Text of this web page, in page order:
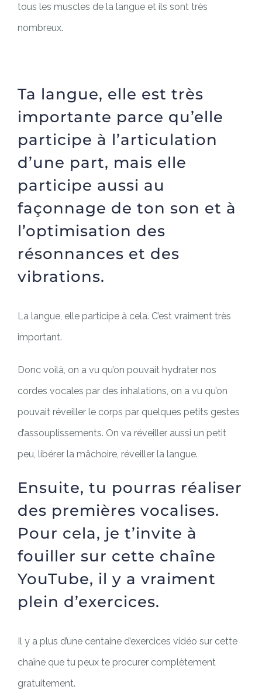
tous les muscles de la langue et ils sont très
nombreux.
Ta langue, elle est très
importante parce qu’elle
participe à l’articulation
d’une part, mais elle
participe aussi au
façonnage de ton son et à
l’optimisation des
résonnances et des
vibrations.
La langue, elle participe à cela. C’est vraiment très
important.
Donc voilà, on a vu qu’on pouvait hydrater nos
cordes vocales par des inhalations, on a vu qu’on
pouvait réveiller le corps par quelques petits gestes
d’assouplissements. On va réveiller aussi un petit
peu, libérer la mâchoire, réveiller la langue.
Ensuite, tu pourras réaliser
des premières vocalises.
Pour cela, je t’invite à
fouiller sur cette chaîne
YouTube, il y a vraiment
plein d’exercices.
Il y a plus d’une centaine d’exercices vidéo sur cette
chaîne que tu peux te procurer complètement
gratuitement.